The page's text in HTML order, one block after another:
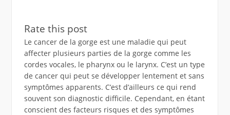
Rate this post
Le cancer de la gorge est une maladie qui peut
affecter plusieurs parties de la gorge comme les
cordes vocales, le pharynx ou le larynx. C’est un type
de cancer qui peut se développer lentement et sans
symptômes apparents. C’est d’ailleurs ce qui rend
souvent son diagnostic difficile. Cependant, en étant
conscient des facteurs risques et des symptômes